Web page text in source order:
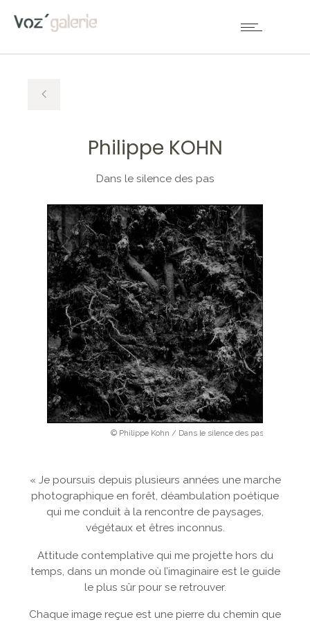
Philippe KOHN
Dans le silence des pas
© Philippe Kohn / Dans le silence des pas
« Je poursuis depuis plusieurs années une marche
photographique en forêt, déambulation poétique
qui me conduit à la rencontre de paysages,
végétaux et êtres inconnus.
Attitude contemplative qui me projette hors du
temps, dans un monde où l’imaginaire est le guide
le plus sûr pour se retrouver.
Chaque image reçue est une pierre du chemin que